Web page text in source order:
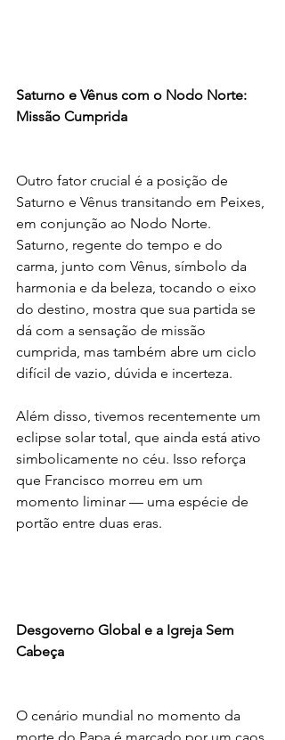
Saturno e Vênus com o Nodo Norte:
Missão Cumprida
Outro fator crucial é a posição de
Saturno e Vênus transitando em Peixes,
em conjunção ao Nodo Norte.
Saturno, regente do tempo e do
carma, junto com Vênus, símbolo da
harmonia e da beleza, tocando o eixo
do destino, mostra que sua partida se
dá com a sensação de missão
cumprida, mas também abre um ciclo
difícil de vazio, dúvida e incerteza.
Além disso, tivemos recentemente um
eclipse solar total, que ainda está ativo
simbolicamente no céu. Isso reforça
que Francisco morreu em um
momento liminar — uma espécie de
portão entre duas eras.
Desgoverno Global e a Igreja Sem
Cabeça
O cenário mundial no momento da